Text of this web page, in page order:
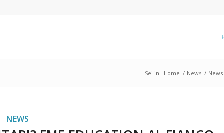
Sei in: Home / News / News
NEWS